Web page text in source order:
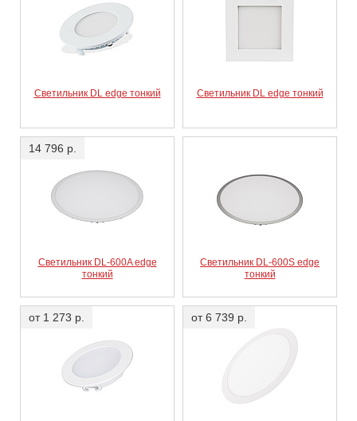
Светильник DL edge тонкий Светильник DL edge тонкий
14 796 р.
Светильник DL-600A edge
тонкий
Светильник DL-600S edge
тонкий
от 1 273 р. от 6 739 р.